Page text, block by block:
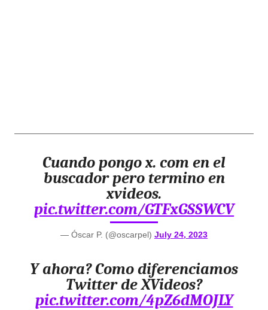
Cuando pongo x. com en el
buscador pero termino en
xvideos.
pic.twitter.com/GTFxGSSWCV
— Óscar P. (@oscarpel) July 24, 2023
Y ahora? Como diferenciamos
Twitter de XVideos?
pic.twitter.com/4pZ6dMOJLY